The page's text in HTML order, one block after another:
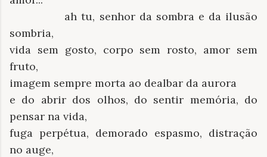
ah tu, senhor da sombra e da ilusão
sombria,
vida sem gosto, corpo sem rosto, amor sem
fruto,
imagem sempre morta ao dealbar da aurora
e do abrir dos olhos, do sentir memória, do
pensar na vida,
fuga perpétua, demorado espasmo, distração
no auge,